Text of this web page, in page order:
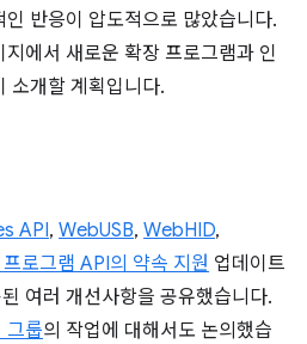
반응이 압도적으로 많았습니다.
에서 새로운 확장 프로그램과 인
소개할 계획입니다.
API, WebUSB, WebHID,
로그램 API의 약속 지원 업데이트
여러 개선사항을 공유했습니다.
그룹의 작업에 대해서도 논의했습